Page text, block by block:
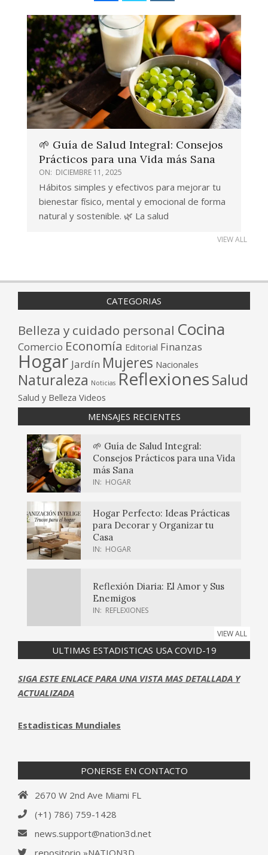
🌱 Guía de Salud Integral: Consejos
Prácticos para una Vida más Sana
ON: DICIEMBRE 11, 2025
Hábitos simples y efectivos para mejorar tu
bienestar físico, mental y emocional de forma
natural y sostenible. 🌿 La salud
VIEW ALL
CATEGORIAS
Belleza y cuidado personal Cocina
Comercio Economía Editorial Finanzas
Hogar Jardín Mujeres Nacionales
Naturaleza Noticias ReflexionesSalud
Salud y Belleza Videos
MENSAJES RECIENTES
🌱 Guía de Salud Integral:
Consejos Prácticos para una Vida
más Sana
IN: HOGAR
Hogar Perfecto: Ideas Prácticas
para Decorar y Organizar tu
Casa
IN: HOGAR
Reflexión Diaria: El Amor y Sus
Enemigos
IN: REFLEXIONES
VIEW ALL
ULTIMAS ESTADISTICAS USA COVID-19
SIGA ESTE ENLACE PARA UNA VISTA MAS DETALLADA Y
ACTUALIZADA
Estadisticas Mundiales
PONERSE EN CONTACTO
2670 W 2nd Ave Miami FL
(+1) 786) 759-1428‬
news.support@nation3d.net